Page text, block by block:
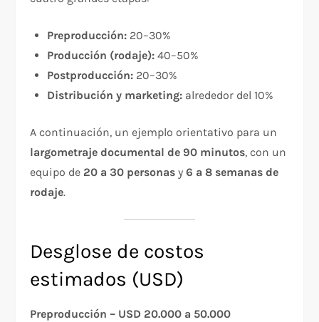
Preproducción: 20–30%
Producción (rodaje): 40–50%
Postproducción: 20–30%
Distribución y marketing: alrededor del 10%
A continuación, un ejemplo orientativo para un
largometraje documental de 90 minutos, con un
equipo de 20 a 30 personas y6 a 8 semanas de
rodaje.
Desglose de costos
estimados (USD)
Preproducción – USD 20.000 a 50.000